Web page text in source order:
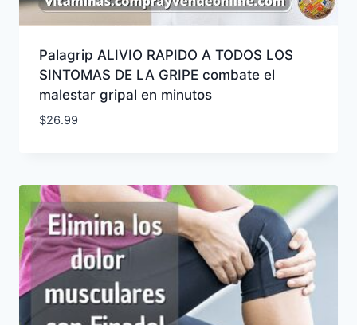
Palagrip ALIVIO RAPIDO A TODOS LOS
SINTOMAS DE LA GRIPE combate el
malestar gripal en minutos
$26.99